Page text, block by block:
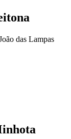
das Lampas